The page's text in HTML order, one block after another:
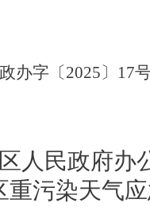
政办字〔2025〕 17
人民政府办
重污染天气